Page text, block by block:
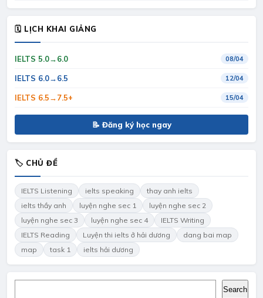
🗓 LỊCH KHAI GIẢNG
IELTS 5.0→6.0 08/04
IELTS 6.0→6.5 12/04
IELTS 6.5→7.5+ 15/04
📝 Đăng ký học ngay
🏷 CHỦ ĐỀ
IELTS Listening ielts speaking
thay anh ielts
ielts thầy anh
luyện nghe sec 1
luyện nghe sec 2
luyện nghe sec 3
luyện nghe sec 4
IELTS Writing
IELTS Reading
Luyện thi ielts ở hải dương
dang bai map
map
task 1 ielts hải dương
Search